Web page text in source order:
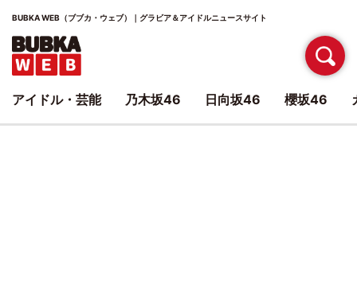
BUBKA WEB（ブブカ・ウェブ）｜グラビア＆アイドルニュースサイト
アイドル・芸能 乃木坂46 日向坂46 櫻坂46